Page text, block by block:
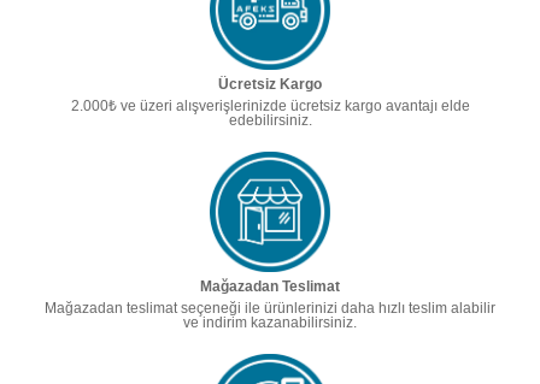
Ücretsiz Kargo
2.000₺ ve üzeri alışverişlerinizde ücretsiz kargo avantajı elde
edebilirsiniz.
Mağazadan Teslimat
Mağazadan teslimat seçeneği ile ürünlerinizi daha hızlı teslim alabilir
ve indirim kazanabilirsiniz.